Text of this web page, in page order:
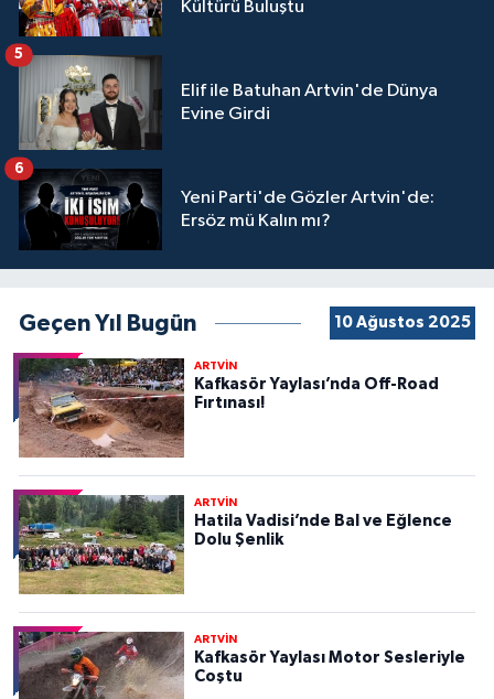
Kültürü Buluştu
Elif ile Batuhan Artvin'de Dünya
Evine Girdi
5
Yeni Parti'de Gözler Artvin'de:
Ersöz mü Kalın mı?
6
Geçen Yıl Bugün 10 Ağustos 2025
ARTVİN
Kafkasör Yaylası’nda Off-Road
Fırtınası!
ARTVİN
Hatila Vadisi’nde Bal ve Eğlence
Dolu Şenlik
ARTVİN
Kafkasör Yaylası Motor Sesleriyle
Coştu